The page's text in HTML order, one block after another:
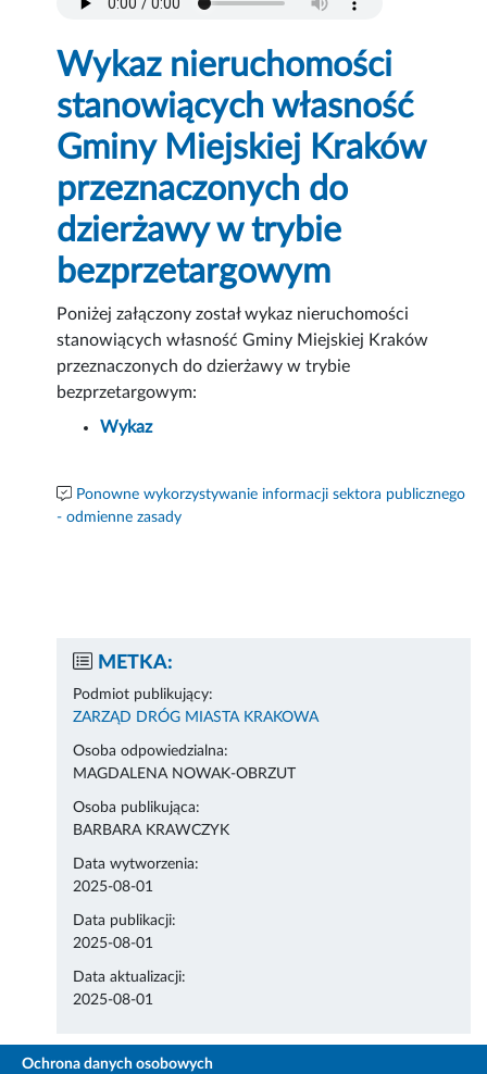
Wykaz nieruchomości
stanowiących własność
Gminy Miejskiej Kraków
przeznaczonych do
dzierżawy w trybie
bezprzetargowym
Poniżej załączony został wykaz nieruchomości
stanowiących własność Gminy Miejskiej Kraków
przeznaczonych do dzierżawy w trybie
bezprzetargowym:
Wykaz
Ponowne wykorzystywanie informacji sektora publicznego
- odmienne zasady
METKA:
Podmiot publikujący:
ZARZĄD DRÓG MIASTA KRAKOWA
Osoba odpowiedzialna:
MAGDALENA NOWAK-OBRZUT
Osoba publikująca:
BARBARA KRAWCZYK
Data wytworzenia:
2025-08-01
Data publikacji:
2025-08-01
Data aktualizacji:
2025-08-01
Ochrona danych osobowych